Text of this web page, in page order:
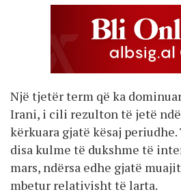
Një tjetër term që ka
Irani, i cili rezulton të jetë
kërkuara gjatë kësaj
disa kulme të dukshme të
mars, ndërsa edhe gjatë
mbetur relativisht të larta.